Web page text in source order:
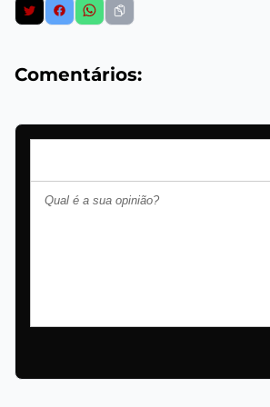
Comentários: